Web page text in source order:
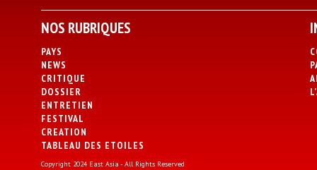
NOS RUBRIQUES
PAYS
NEWS
CRITIQUE
DOSSIER
ENTRETIEN
FESTIVAL
CREATION
TABLEAU DES ETOILES
Copyright 2024 East Asia - All Rights Reserved